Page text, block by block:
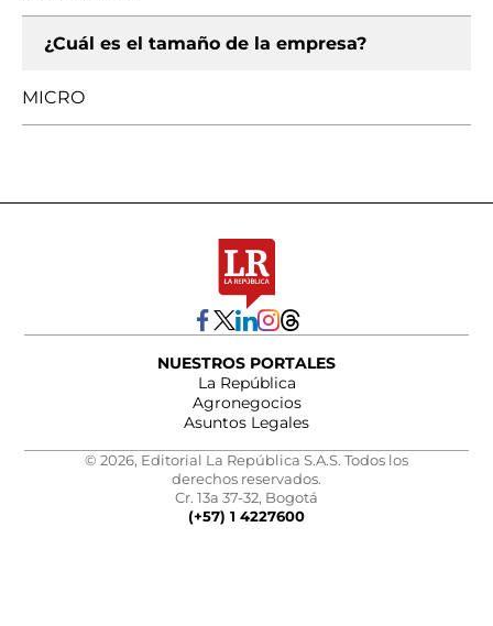
¿Cuál es el tamaño de la empresa?
MICRO
NUESTROS PORTALES
La República
Agronegocios
Asuntos Legales
© 2026, Editorial La República S.A.S. Todos los
derechos reservados.
Cr. 13a 37-32, Bogotá
(+57) 1 4227600